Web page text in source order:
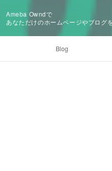
Ameba Owndで
あなただけのホームページやブログ
Blog